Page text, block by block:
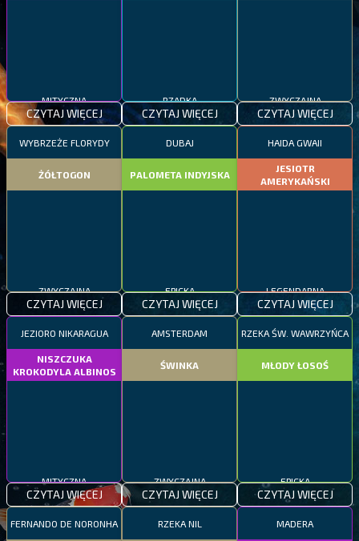
MITYCZNA
CZYTAJ WIĘCEJ
RZADKA
CZYTAJ WIĘCEJ
ZWYCZAJNA
CZYTAJ WIĘCEJ
WYBRZEŻE FLORYDY
ŻÓŁTOGON
ZWYCZAJNA
CZYTAJ WIĘCEJ
DUBAJ
PALOMETA INDYJSKA
EPICKA
CZYTAJ WIĘCEJ
HAIDA GWAII
JESIOTR
AMERYKAŃSKI
LEGENDARNA
CZYTAJ WIĘCEJ
JEZIORO NIKARAGUA
NISZCZUKA
KROKODYLA ALBINOS
MITYCZNA
CZYTAJ WIĘCEJ
AMSTERDAM
ŚWINKA
ZWYCZAJNA
CZYTAJ WIĘCEJ
RZEKA ŚW. WAWRZYŃCA
MŁODY ŁOSOŚ
EPICKA
CZYTAJ WIĘCEJ
FERNANDO DE NORONHA RZEKA NIL MADERA